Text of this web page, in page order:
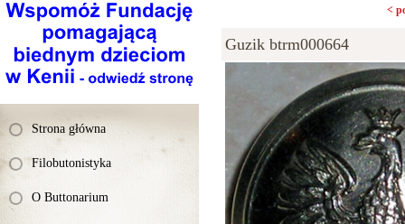
Strona główna
Filobutonistyka
O Buttonarium
<
Guzik btrm000664